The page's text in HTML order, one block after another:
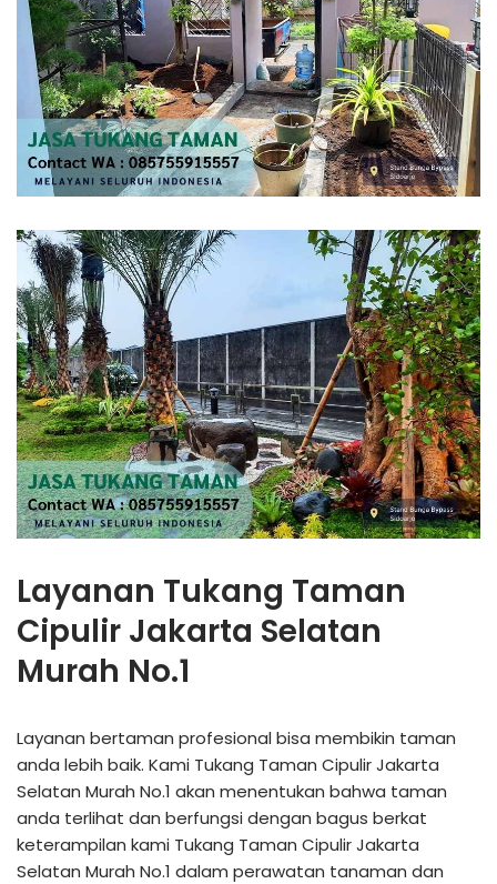
Layanan Tukang Taman
Cipulir Jakarta Selatan
Murah No.1
Layanan bertaman profesional bisa membikin taman
anda lebih baik. Kami Tukang Taman Cipulir Jakarta
Selatan Murah No.1 akan menentukan bahwa taman
anda terlihat dan berfungsi dengan bagus berkat
keterampilan kami Tukang Taman Cipulir Jakarta
Selatan Murah No.1 dalam perawatan tanaman dan